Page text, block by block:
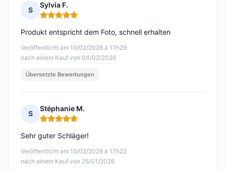
S
Sylvia F.
Hinweis: 5 von 5
Veröffentlicht am 15/02/2026 à 17h29
nach einem Kauf von 04/02/2026
Produkt entspricht dem Foto, schnell erhalten
Übersetzte Bewertungen
S
Stéphanie M.
Hinweis: 5 von 5
Veröffentlicht am 15/02/2026 à 17h22
nach einem Kauf von 25/01/2026
Sehr guter Schläger!